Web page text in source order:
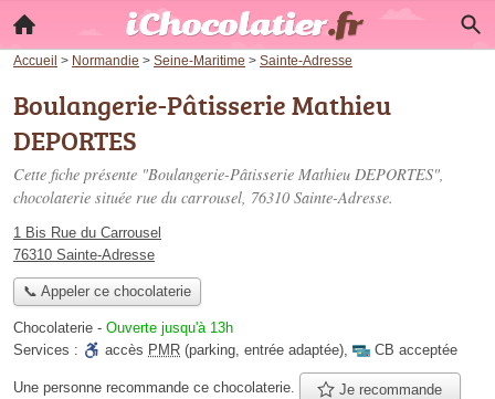
Accueil > Normandie > Seine-Maritime > Sainte-Adresse
Boulangerie-Pâtisserie Mathieu
DEPORTES
Cette fiche présente "Boulangerie-Pâtisserie Mathieu DEPORTES",
chocolaterie située rue du carrousel, 76310 Sainte-Adresse.
1 Bis Rue du Carrousel
76310 Sainte-Adresse
📞 Appeler ce chocolaterie
Chocolaterie - Ouverte jusqu'à 13h
Services :
accès PMR (parking, entrée adaptée), CB acceptée
Une personne recommande ce chocolaterie. Je recommande